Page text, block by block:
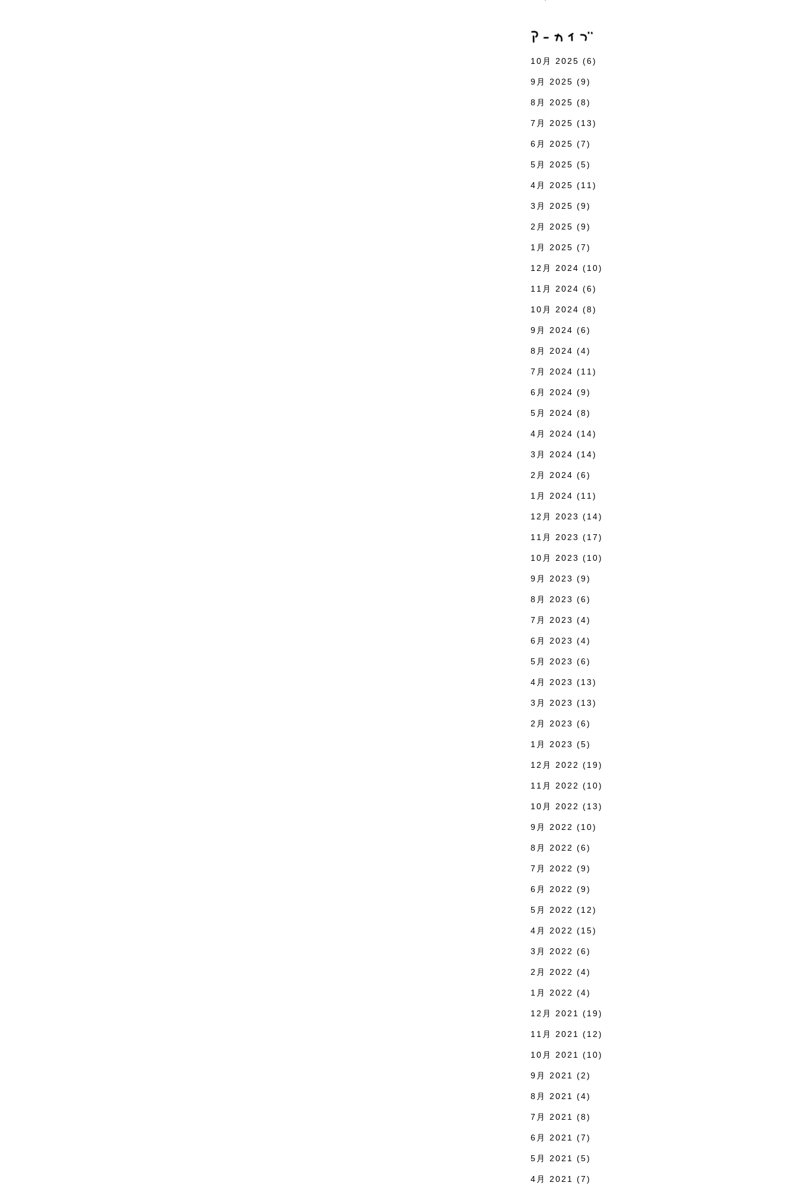
10月 2025 (6)
9月 2025 (9)
8月 2025 (8)
7月 2025 (13)
6月 2025 (7)
5月 2025 (5)
4月 2025 (11)
3月 2025 (9)
2月 2025 (9)
1月 2025 (7)
12月 2024 (10)
11月 2024 (6)
10月 2024 (8)
9月 2024 (6)
8月 2024 (4)
7月 2024 (11)
6月 2024 (9)
5月 2024 (8)
4月 2024 (14)
3月 2024 (14)
2月 2024 (6)
1月 2024 (11)
12月 2023 (14)
11月 2023 (17)
10月 2023 (10)
9月 2023 (9)
8月 2023 (6)
7月 2023 (4)
6月 2023 (4)
5月 2023 (6)
4月 2023 (13)
3月 2023 (13)
2月 2023 (6)
1月 2023 (5)
12月 2022 (19)
11月 2022 (10)
10月 2022 (13)
9月 2022 (10)
8月 2022 (6)
7月 2022 (9)
6月 2022 (9)
5月 2022 (12)
4月 2022 (15)
3月 2022 (6)
2月 2022 (4)
1月 2022 (4)
12月 2021 (19)
11月 2021 (12)
10月 2021 (10)
9月 2021 (2)
8月 2021 (4)
7月 2021 (8)
6月 2021 (7)
5月 2021 (5)
4月 2021 (7)